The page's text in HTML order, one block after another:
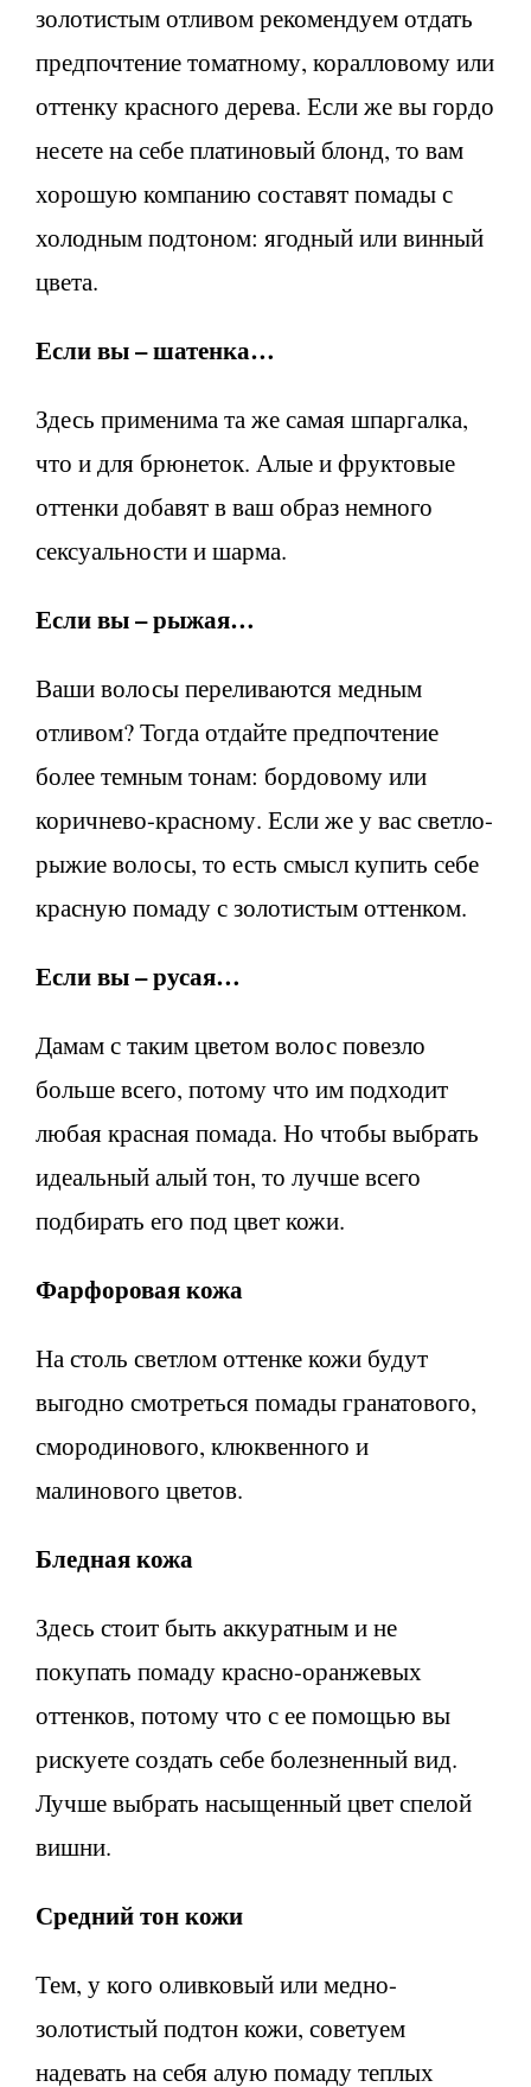
золотистым отливом рекомендуем отдать
предпочтение томатному, коралловому или
оттенку красного дерева. Если же вы гордо
несете на себе платиновый блонд, то вам
хорошую компанию составят помады с
холодным подтоном: ягодный или винный
цвета.
Если вы – шатенка…
Здесь применима та же самая шпаргалка,
что и для брюнеток. Алые и фруктовые
оттенки добавят в ваш образ немного
сексуальности и шарма.
Если вы – рыжая…
Ваши волосы переливаются медным
отливом? Тогда отдайте предпочтение
более темным тонам: бордовому или
коричнево-красному. Если же у вас светло-
рыжие волосы, то есть смысл купить себе
красную помаду с золотистым оттенком.
Если вы – русая…
Дамам с таким цветом волос повезло
больше всего, потому что им подходит
любая красная помада. Но чтобы выбрать
идеальный алый тон, то лучше всего
подбирать его под цвет кожи.
Фарфоровая кожа
На столь светлом оттенке кожи будут
выгодно смотреться помады гранатового,
смородинового, клюквенного и
малинового цветов.
Бледная кожа
Здесь стоит быть аккуратным и не
покупать помаду красно-оранжевых
оттенков, потому что с ее помощью вы
рискуете создать себе болезненный вид.
Лучше выбрать насыщенный цвет спелой
вишни.
Средний тон кожи
Тем, у кого оливковый или медно-
золотистый подтон кожи, советуем
надевать на себя алую помаду теплых